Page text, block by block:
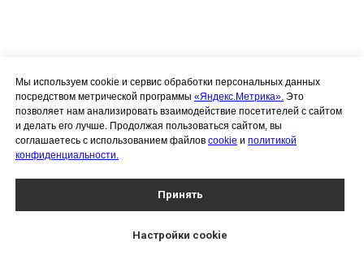
Наши контакты
Мы используем cookie и сервис обработки персональных данных
посредством метрической программы «Яндекс.Метрика». Это
позволяет нам анализировать взаимодействие посетителей с сайтом
и делать его лучше. Продолжая пользоваться сайтом, вы
соглашаетесь с использованием файлов cookie и политикой
конфиденциальности.
Принять
Настройки сookie